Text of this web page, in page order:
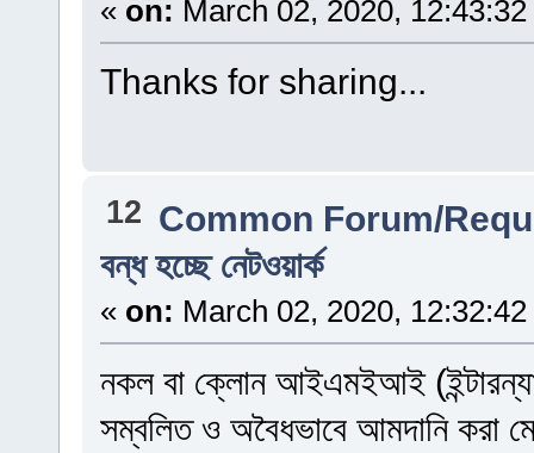
« on: March 02, 2020,
Thanks for sharing...
12 Common Forum/
বন্ধ হচ্ছে নেটওয়ার্ক
« on: March 02, 2020,
নকল বা ক্লোন আইএমইআই
সম্বলিত ও অবৈধভাবে আমদানি করা